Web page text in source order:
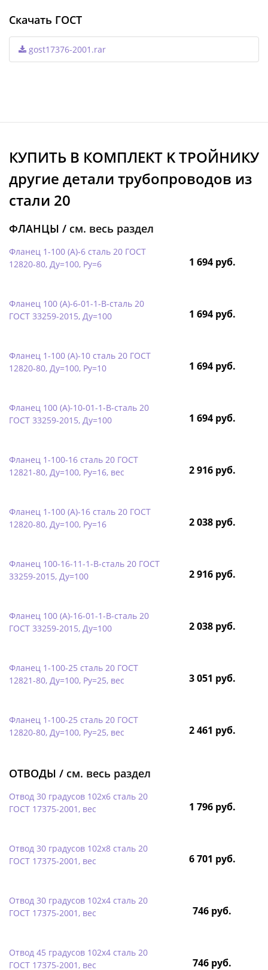
Скачать ГОСТ
gost17376-2001.rar
КУПИТЬ В КОМПЛЕКТ K ТРОЙНИКУ
другие детали трубопроводов из
стали 20
ФЛАНЦЫ / см. весь раздел
Фланец 1-100 (А)-6 сталь 20 ГОСТ
12820-80, Ду=100, Ру=6
1 694 руб.
Фланец 100 (А)-6-01-1-B-сталь 20
ГОСТ 33259-2015, Ду=100
1 694 руб.
Фланец 1-100 (А)-10 сталь 20 ГОСТ
12820-80, Ду=100, Ру=10
1 694 руб.
Фланец 100 (А)-10-01-1-B-сталь 20
ГОСТ 33259-2015, Ду=100
1 694 руб.
Фланец 1-100-16 сталь 20 ГОСТ
12821-80, Ду=100, Ру=16, вес
2 916 руб.
Фланец 1-100 (А)-16 сталь 20 ГОСТ
12820-80, Ду=100, Ру=16
2 038 руб.
Фланец 100-16-11-1-B-сталь 20 ГОСТ
33259-2015, Ду=100
2 916 руб.
Фланец 100 (А)-16-01-1-B-сталь 20
ГОСТ 33259-2015, Ду=100
2 038 руб.
Фланец 1-100-25 сталь 20 ГОСТ
12821-80, Ду=100, Ру=25, вес
3 051 руб.
Фланец 1-100-25 сталь 20 ГОСТ
12820-80, Ду=100, Ру=25, вес
2 461 руб.
ОТВОДЫ / см. весь раздел
Отвод 30 градусов 102х6 сталь 20
ГОСТ 17375-2001, вес
1 796 руб.
Отвод 30 градусов 102х8 сталь 20
ГОСТ 17375-2001, вес
6 701 руб.
Отвод 30 градусов 102х4 сталь 20
ГОСТ 17375-2001, вес
746 руб.
Отвод 45 градусов 102х4 сталь 20
ГОСТ 17375-2001, вес
746 руб.